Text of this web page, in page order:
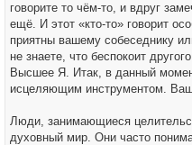
говорите то чём-то, и вдруг
ещё. И этот «кто-то» говорит
приятны вашему собеседнику
не знаете, что беспокоит
Высшее Я. Итак, в данный
исцеляющим инструментом.
Люди, занимающиеся
духовный мир. Они часто